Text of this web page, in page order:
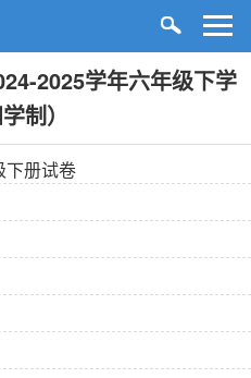
2025学年六年级下学
制）
下册试卷